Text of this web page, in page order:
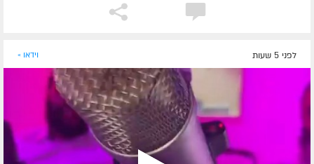
לפני 5 שעות וידאו »